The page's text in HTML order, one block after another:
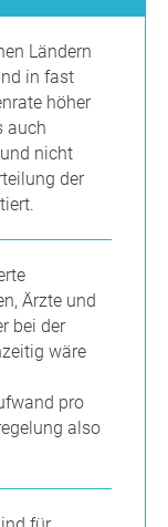
Ländern
in fast
höher
auch
nicht
der
Ärzte und
bei der
wäre
pro
also